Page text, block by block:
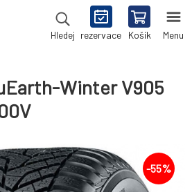
Hledej rezervace Košík Menu
Winter V905
-55%